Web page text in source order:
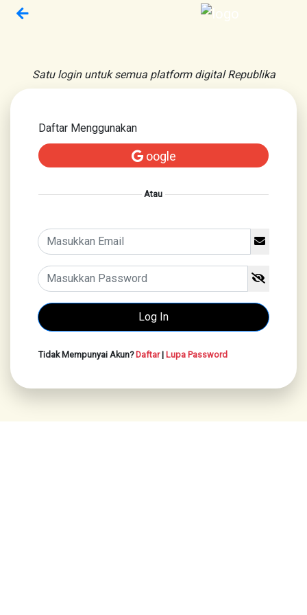
Satu login untuk semua platform digital Republika
Daftar Menggunakan
oogle
Atau
Tidak Mempunyai Akun?Daftar| Lupa Password